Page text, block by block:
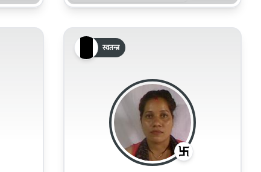
स्वतन्त्र